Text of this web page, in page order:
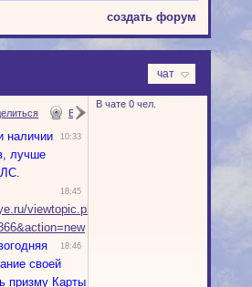
создать форум